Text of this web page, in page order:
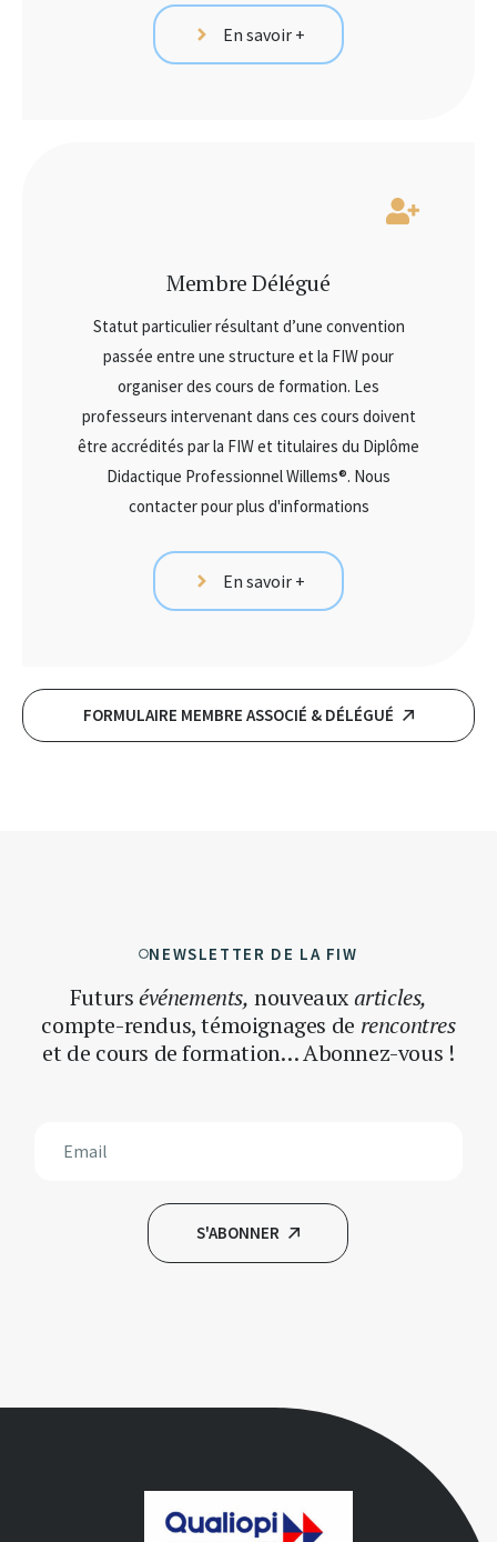
En savoir +
Membre Délégué
Statut particulier résultant d’une convention
passée entre une structure et la FIW pour
organiser des cours de formation. Les
professeurs intervenant dans ces cours doivent
être accrédités par la FIW et titulaires du Diplôme
Didactique Professionnel Willems®. Nous
contacter pour plus d'informations
En savoir +
FORMULAIRE MEMBRE ASSOCIÉ & DÉLÉGUÉ
NEWSLETTER DE LA FIW
Futursévénements, nouveaux articles,
compte-rendus, témoignages de rencontres
et de cours de formation… Abonnez-vous !
S'ABONNER